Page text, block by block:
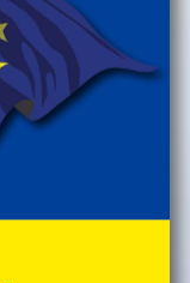
die Au
erleben!
Sie sorgen rund
Bewegung
fĂźr die
Station
Bio-